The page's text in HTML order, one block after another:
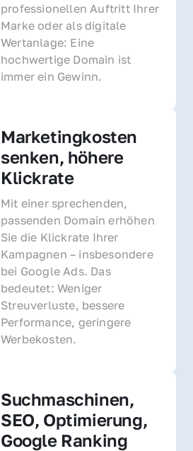
professionellen Auftritt Ihrer
Marke oder als digitale
Wertanlage: Eine
hochwertige Domain ist
immer ein Gewinn.
Marketingkosten
senken, höhere
Klickrate
Mit einer sprechenden,
passenden Domain erhöhen
Sie die Klickrate Ihrer
Kampagnen – insbesondere
bei Google Ads. Das
bedeutet: Weniger
Streuverluste, bessere
Performance, geringere
Werbekosten.
Suchmaschinen,
SEO, Optimierung,
Google Ranking